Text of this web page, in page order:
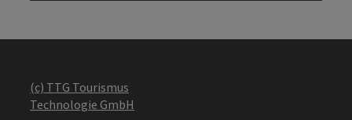
(c) TTG Tourismus
Technologie GmbH